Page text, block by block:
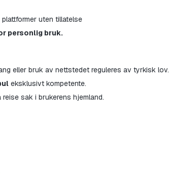
uten tillatelse
personlig bruk.
eller bruk av nettstedet reguleres av tyrkisk lov.
eksklusivt kompetente.
reise sak i brukerens hjemland.